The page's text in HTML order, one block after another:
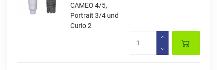
CAMEO 4/5,
Portrait 3/4 und
Curio 2